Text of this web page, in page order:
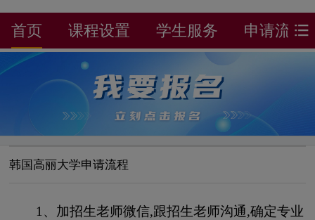
首页 课程设置 学生服务 申请流程
韩国高丽大学申请流程
1、加招生老师微信,跟招生老师沟通,确定专业